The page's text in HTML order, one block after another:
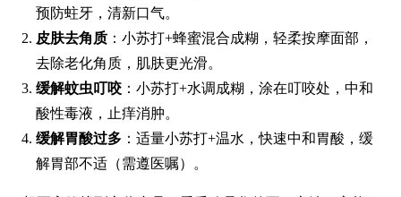
预防蛀牙，清新口气。
皮肤去角质 ：小苏打+蜂蜜混合成糊，轻柔按摩面部，
去除老化角质，肌肤更光滑。
缓解蚊虫叮咬 ：小苏打+水调成糊，涂在叮咬处，中和
酸性毒液，止痒消肿。
缓解胃酸过多 ：适量小苏打+温水，快速中和胃酸，缓
解胃部不适（需遵医嘱）。